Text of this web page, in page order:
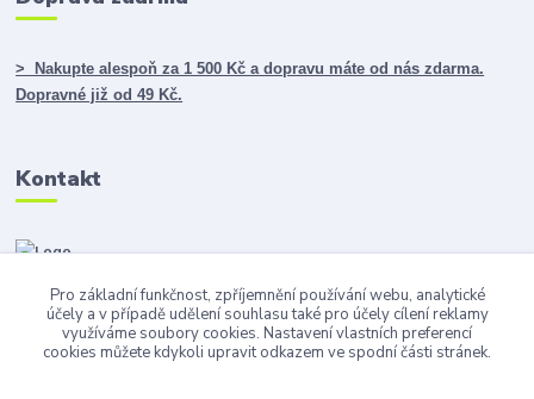
> Nakupte alespoň za 1 500 Kč a dopravu máte od nás zdarma.
Dopravné již od 49 Kč.
Kontakt
info@darky365.cz
Pro základní funkčnost, zpříjemnění používání webu, analytické
účely a v případě udělení souhlasu také pro účely cílení reklamy
využíváme soubory cookies. Nastavení vlastních preferencí
cookies můžete kdykoli upravit odkazem ve spodní části stránek.